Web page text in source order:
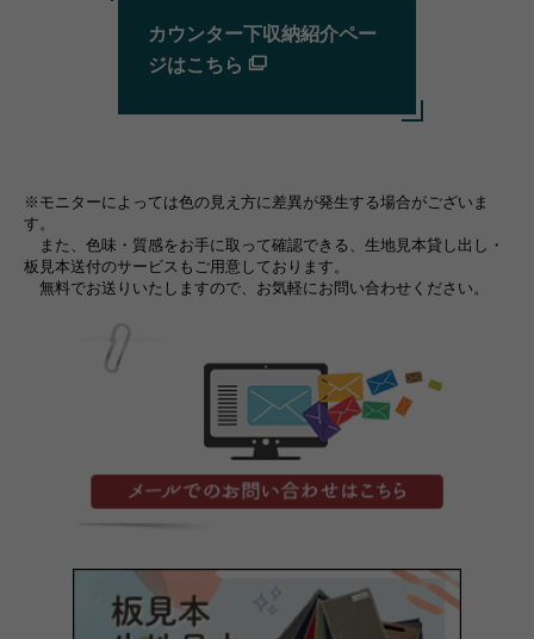
カウンター下収納紹介ペー
ジはこちら
※モニターによっては色の見え方に差異が発生する場合がございま
す。
また、色味・質感をお手に取って確認できる、生地見本貸し出し・
板見本送付のサービスもご用意しております。
無料でお送りいたしますので、お気軽にお問い合わせください。